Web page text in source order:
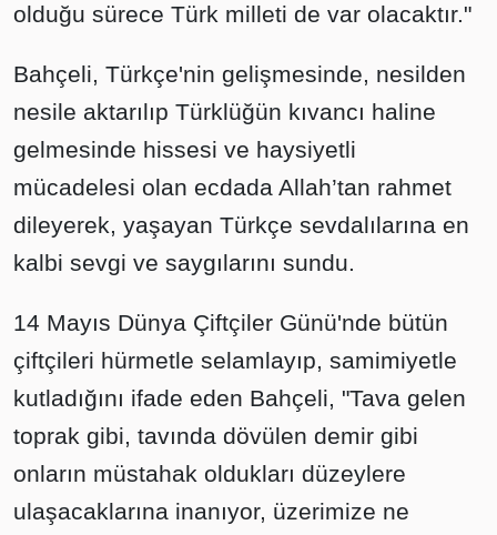
olduğu sürece Türk milleti de var olacaktır."
Bahçeli, Türkçe'nin gelişmesinde, nesilden
nesile aktarılıp Türklüğün kıvancı haline
gelmesinde hissesi ve haysiyetli
mücadelesi olan ecdada Allah’tan rahmet
dileyerek, yaşayan Türkçe sevdalılarına en
kalbi sevgi ve saygılarını sundu.
14 Mayıs Dünya Çiftçiler Günü'nde bütün
çiftçileri hürmetle selamlayıp, samimiyetle
kutladığını ifade eden Bahçeli, "Tava gelen
toprak gibi, tavında dövülen demir gibi
onların müstahak oldukları düzeylere
ulaşacaklarına inanıyor, üzerimize ne